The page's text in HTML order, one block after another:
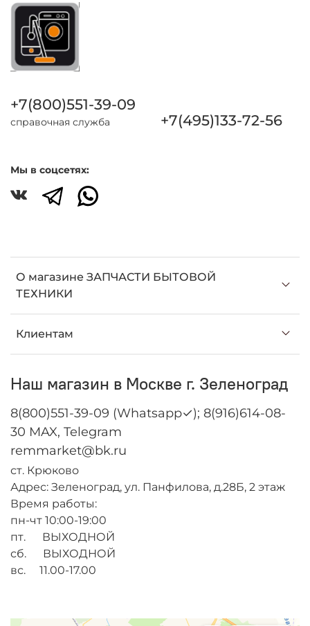
О магазине ЗАПЧАСТИ БЫТОВОЙ
ТЕХНИКИ
Клиентам
+7(800)551-39-09
справочная служба +7(495)133-72-56
Мы в соцсетях:
Наш магазин в Москве г. Зеленоград
8(800)551-39-09 (Whatsapp✓); 8(916)614-08-
30 MAX, Telegram
remmarket@bk.ru
ст. Крюково
Адрес: Зеленоград, ул. Панфилова, д.28Б, 2 этаж
Время работы:
пн-чт 10:00-19:00
пт. ВЫХОДНОЙ
сб. ВЫХОДНОЙ
вс. 11.00-17.00